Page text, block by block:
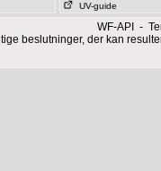
UV-guide
WF-API -
beslutninger, der kan